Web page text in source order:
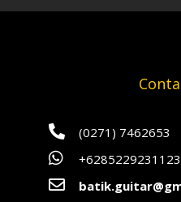
 (0271) 7462653
 +6285229231123
